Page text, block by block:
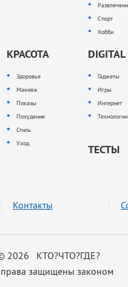
Спорт
Хобби
КРАСОТА
Здоровье
Макияж
Показы
Похудение
Стиль
Уход
DIGITAL
Гаджеты
Игры
Интернет
Технологии
ТЕСТЫ
2026 КТО?ЧТО?ГДЕ?
права защищены законом
Контакты